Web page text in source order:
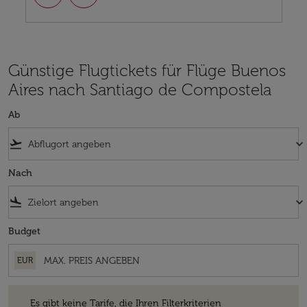
Günstige Flugtickets für Flüge Buenos
Aires nach Santiago de Compostela
Ab
flight_takeoff keyboard_arrow_down
Nach
flight_land keyboard_arrow_down
Budget
EUR
Es gibt keine Tarife, die Ihren Filterkriterien